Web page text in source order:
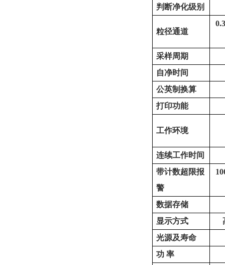
判断净化级别
粒径通道
0.3
采样周期
自净时间
公英制换算
打印功能
工作环境
连续工作时间
带计数超限报
警
数据存储
显示方式
光源及寿命
功 率